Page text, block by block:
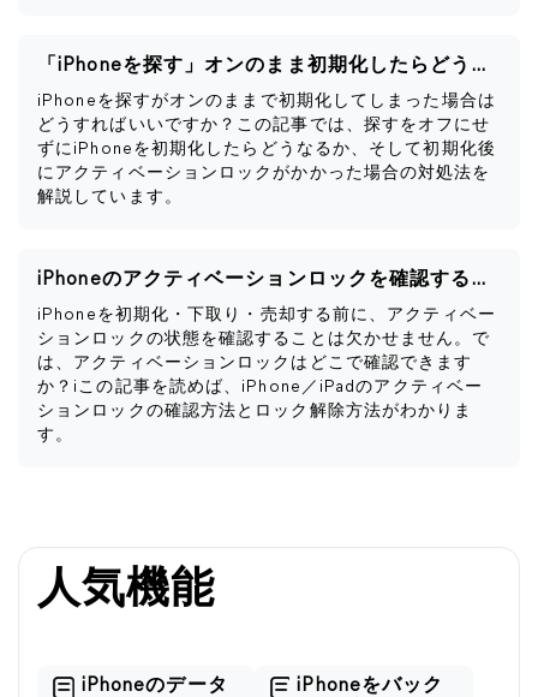
「iPhoneを探す」オンのまま初期化したらどうなる？
iPhoneを探すがオンのままで初期化してしまった場合は
どうすればいいですか？この記事では、探すをオフにせ
ずにiPhoneを初期化したらどうなるか、そして初期化後
にアクティベーションロックがかかった場合の対処法を
解説しています。
iPhoneのアクティベーションロックを確認する方法
iPhoneを初期化・下取り・売却する前に、アクティベー
ションロックの状態を確認することは欠かせません。で
は、アクティベーションロックはどこで確認できます
か？iこの記事を読めば、iPhone／iPadのアクティベー
ションロックの確認方法とロック解除方法がわかりま
す。
人気機能
iPhoneのデータ
iPhoneをバック